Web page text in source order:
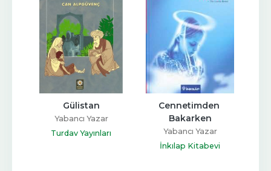
Gülistan
Yabancı Yazar
Turdav Yayınları
Cennetimden
Bakarken
Yabancı Yazar
İnkılap Kitabevi